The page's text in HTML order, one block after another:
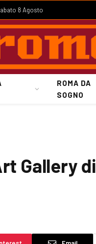
8 Agosto
ROMA DA
SOGNO
Gallery di